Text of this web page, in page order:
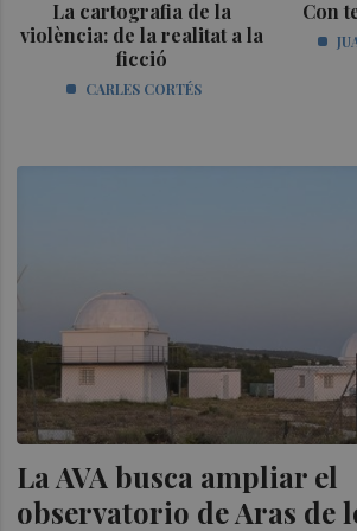
La cartografia de la
violència: de la realitat a la
ficció
CARLES CORTÉS
Con
La AVA busca ampliar el
observatorio de Aras de